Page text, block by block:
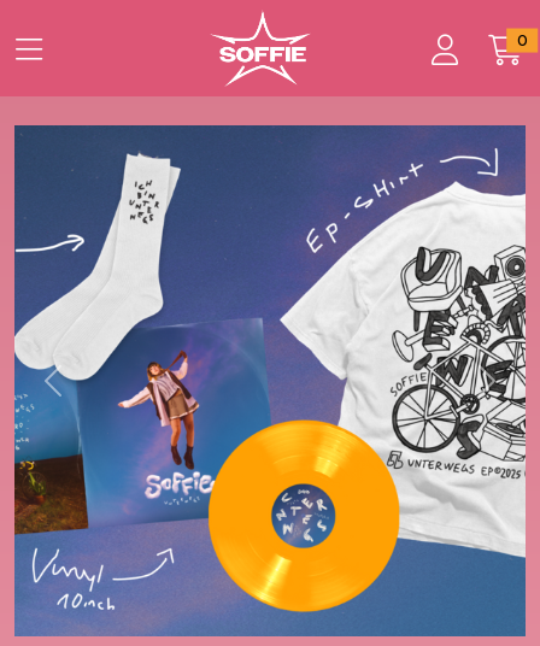
Zum Hauptinhalt springen
0
Startseite
Produkte
UNTERWEGS
Previous Next